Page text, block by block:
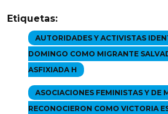
Etiquetas:
AUTORIDADES Y ACTIVISTAS
DOMINGO COMO MIGRANTE
ASFIXIADA H
ASOCIACIONES FEMINISTAS Y DE
RECONOCIERON COMO VICTORIA